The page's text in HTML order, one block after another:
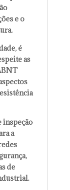
e o
é
as
inspeção
a
de